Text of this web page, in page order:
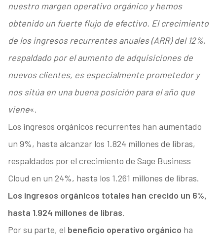
nuestro margen operativo orgánico y hemos
obtenido un fuerte flujo de efectivo. El crecimiento
de los ingresos recurrentes anuales (ARR) del 12%,
respaldado por el aumento de adquisiciones de
nuevos clientes, es especialmente prometedor y
nos sitúa en una buena posición para el año que
viene«.
Los ingresos orgánicos recurrentes han aumentado
un 9%, hasta alcanzar los 1.824 millones de libras,
respaldados por el crecimiento de Sage Business
Cloud en un 24%, hasta los 1.261 millones de libras.
Los ingresos orgánicos totales han crecido un 6%,
hasta 1.924 millones de libras.
Por su parte, el beneficio operativo orgánico ha